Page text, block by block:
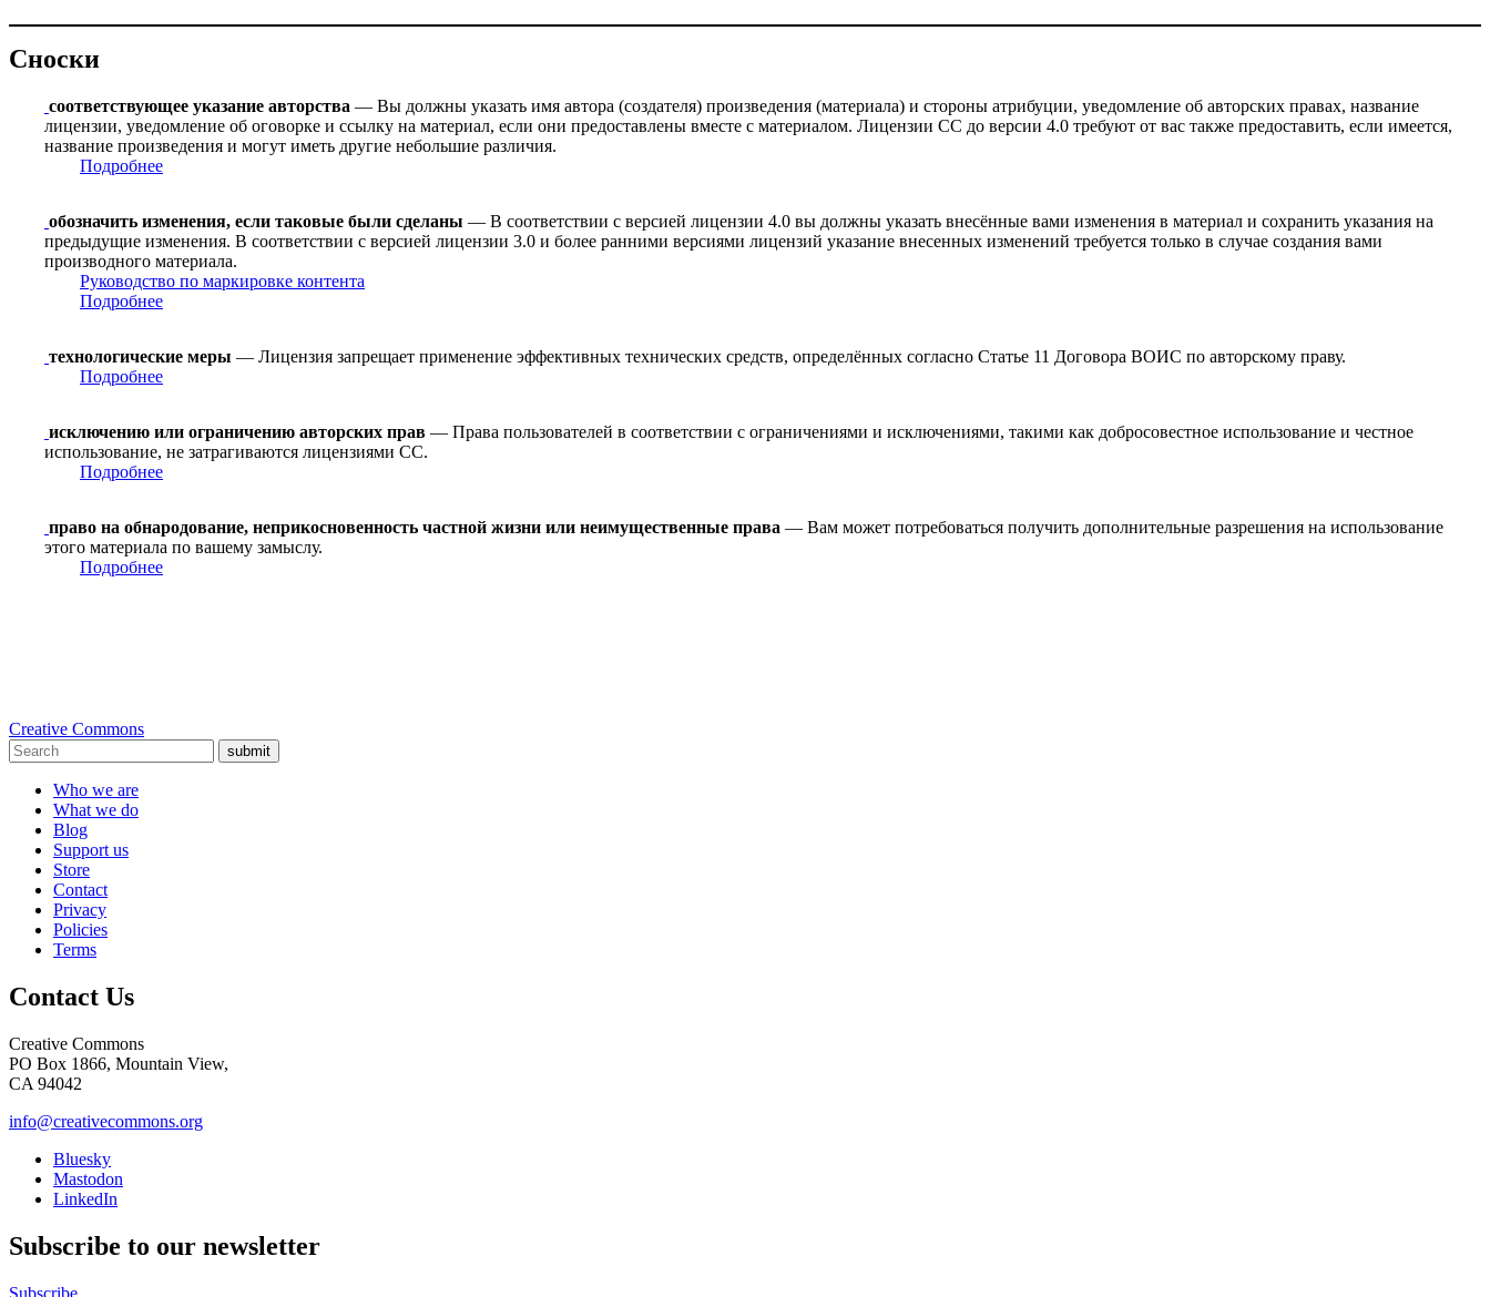
Сноски
соответствующее указание авторства — Вы должны указать имя автора (создателя) произведения (материала) и стороны атрибуции, уведомление об авторских правах, название
лицензии, уведомление об оговорке и ссылку на материал, если они предоставлены вместе с материалом. Лицензии CC до версии 4.0 требуют от вас также предоставить, если имеется,
название произведения и могут иметь другие небольшие различия.
Подробнее
обозначить изменения, если таковые были сделаны — В соответствии с версией лицензии 4.0 вы должны указать внесённые вами изменения в материал и сохранить указания на
предыдущие изменения. В соответствии с версией лицензии 3.0 и более ранними версиями лицензий указание внесенных изменений требуется только в случае создания вами
производного материала.
Руководство по маркировке контента
Подробнее
технологические меры — Лицензия запрещает применение эффективных технических средств, определённых согласно Статье 11 Договора ВОИС по авторскому праву.
Подробнее
исключению или ограничению авторских прав — Права пользователей в соответствии с ограничениями и исключениями, такими как добросовестное использование и честное
использование, не затрагиваются лицензиями CC.
Подробнее
право на обнародование, неприкосновенность частной жизни или неимущественные права — Вам может потребоваться получить дополнительные разрешения на использование
этого материала по вашему замыслу.
Подробнее
Creative Commons
submit
Who we are
What we do
Blog
Support us
Store
Contact
Privacy
Policies
Terms
Contact Us
Creative Commons
PO Box 1866, Mountain View,
CA 94042
info@creativecommons.org
Bluesky
Mastodon
LinkedIn
Subscribe to our newsletter
Subscribe